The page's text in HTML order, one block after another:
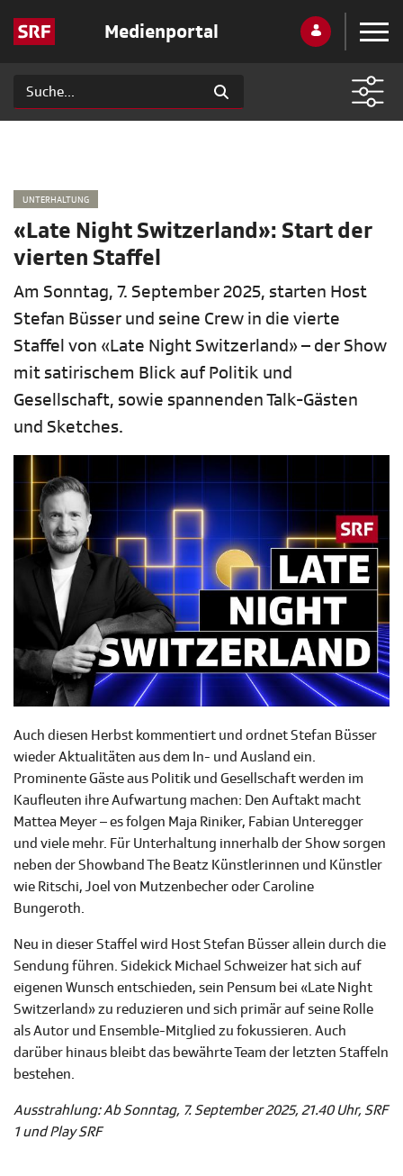
Medienportal
UNTERHALTUNG
«Late Night Switzerland»: Start der
vierten Staffel
Am Sonntag, 7. September 2025, starten Host
Stefan Büsser und seine Crew in die vierte
Staffel von «Late Night Switzerland» – der Show
mit satirischem Blick auf Politik und
Gesellschaft, sowie spannenden Talk-Gästen
und Sketches.
Auch diesen Herbst kommentiert und ordnet Stefan Büsser
wieder Aktualitäten aus dem In- und Ausland ein.
Prominente Gäste aus Politik und Gesellschaft werden im
Kaufleuten ihre Aufwartung machen: Den Auftakt macht
Mattea Meyer – es folgen Maja Riniker, Fabian Unteregger
und viele mehr. Für Unterhaltung innerhalb der Show sorgen
neben der Showband The Beatz Künstlerinnen und Künstler
wie Ritschi, Joel von Mutzenbecher oder Caroline
Bungeroth.
Neu in dieser Staffel wird Host Stefan Büsser allein durch die
Sendung führen. Sidekick Michael Schweizer hat sich auf
eigenen Wunsch entschieden, sein Pensum bei «Late Night
Switzerland» zu reduzieren und sich primär auf seine Rolle
als Autor und Ensemble-Mitglied zu fokussieren. Auch
darüber hinaus bleibt das bewährte Team der letzten Staffeln
bestehen.
Ausstrahlung: Ab Sonntag, 7. September 2025, 21.40 Uhr, SRF
1 und Play SRF